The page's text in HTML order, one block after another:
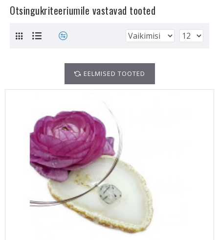
Otsingukriteeriumile vastavad tooted
EELMISED TOOTED